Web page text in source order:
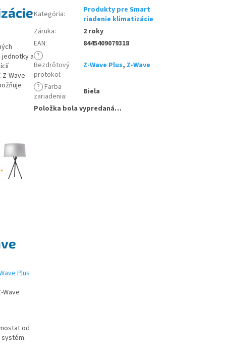
jednotky a
Wave
Plus
od
Kategória:
Produkty pre Smart
riadenie klimatizácie
Záruka:
2 roky
EAN:
8445409079318
?
Bezdrôtový
protokol:
Z-Wave Plus, Z-Wave
? Farba
zariadenia:
Biela
Položka bola vypredaná…